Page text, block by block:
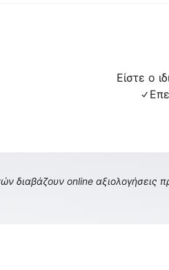
Είστε ο
διαβάζουν online αξιολογήσεις